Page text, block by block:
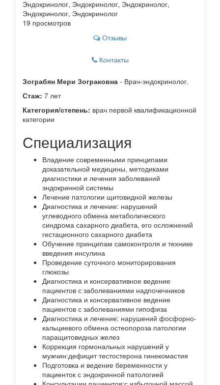
Эндокринолог, Эндокринолог, Эндокринолог,
Эндокринолог, Эндокринолог
19 просмотров
Отзывы
Контакты
Зограбян Мери Зограковна - Врач-эндокринолог.
Стаж: 7 лет
Категория/степень: врач первой квалификационной
категории
Специализация
Владение современными принципами
доказательной медицины, методиками
диагностики и лечения заболеваний
эндокринной системы
Лечение патологии щитовидной железы
Диагностика и лечение: нарушений
углеводного обмена метаболического
синдрома сахарного диабета, его осложнений
гестационного сахарного диабета
Обучение принципам самоконтроля и технике
введения инсулина
Проведение суточного мониторирования
глюкозы
Диагностика и консервативное ведение
пациентов с заболеваниями надпочечников
Диагностика и консервативное ведение
пациентов с заболеваниями гипофиза
Диагностика и лечение: нарушений фосфорно-
кальциевого обмена остеопороза патологии
паращитовидных желез
Коррекция гормональных нарушений у
мужчин:дефицит тестостерона гинекомастия
Подготовка и ведение беременности у
пациенток с эндокринной патологией